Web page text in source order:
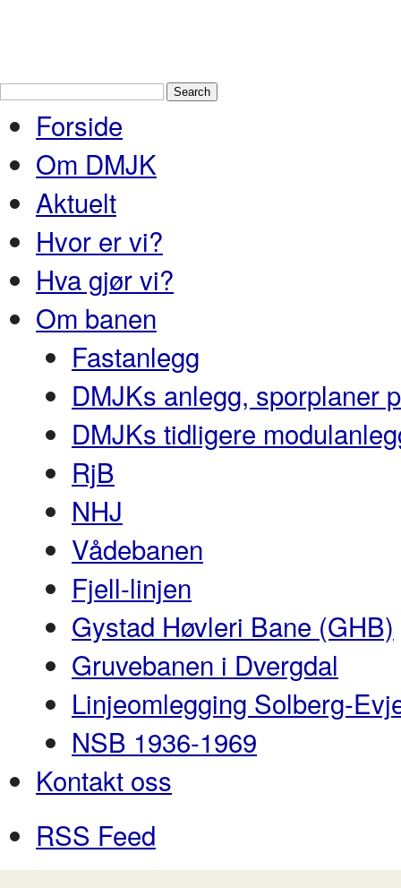
Forside
Om DMJK
Aktuelt
Hvor er vi?
Hva gjør vi?
Om banen
Fastanlegg
DMJKs anlegg, sporplaner
DMJKs tidligere
RjB
NHJ
Vådebanen
Fjell-linjen
Gystad Høvleri Bane (GHB)
Gruvebanen i Dvergdal
Linjeomlegging Solberg-
NSB 1936-1969
Kontakt oss
RSS Feed